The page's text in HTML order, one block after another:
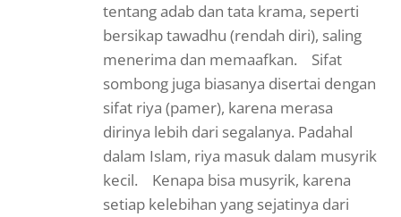
tentang adab dan tata krama, seperti
bersikap tawadhu (rendah diri), saling
menerima dan memaafkan. Sifat
sombong juga biasanya disertai dengan
sifat riya (pamer), karena merasa
dirinya lebih dari segalanya. Padahal
dalam Islam, riya masuk dalam musyrik
kecil. Kenapa bisa musyrik, karena
setiap kelebihan yang sejatinya dari